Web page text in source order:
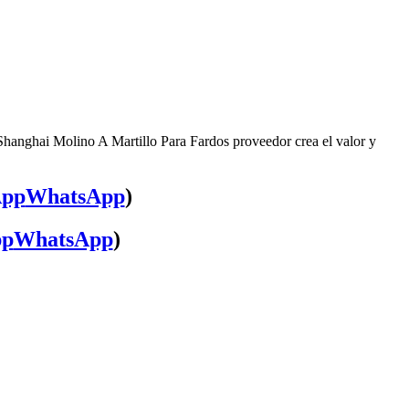
Molino A Martillo Para Fardos proveedor crea el valor y
WhatsApp)
WhatsApp)